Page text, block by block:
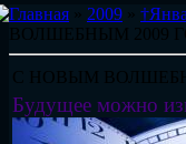
Главная » 2009 »
ВОЛШЕБНЫМ 2009
С НОВЫМ
Будущее можно